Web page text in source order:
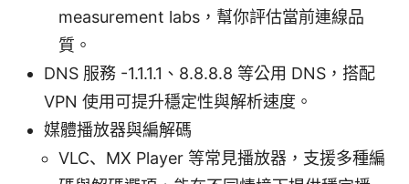
measurement labs，幫你評估當前連線品
質。
DNS 服務 -1.1.1.1、8.8.8.8 等公用 DNS，搭配
VPN 使用可提升穩定性與解析速度。
媒體播放器與編解碼
VLC、MX Player 等常見播放器，支援多種編